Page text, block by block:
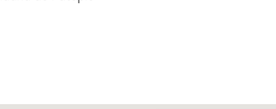
2012!
(linha amarela) | morada para GPS: